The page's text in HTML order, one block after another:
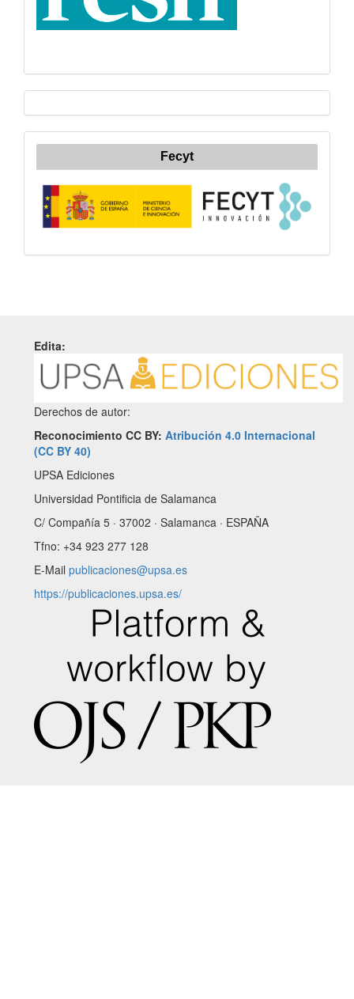
Fecyt
Edita:
Derechos de autor:
Reconocimiento CC BY: Atribución 4.0 Internacional
(CC BY 40)
UPSA Ediciones
Universidad Pontificia de Salamanca
C/ Compañía 5 · 37002 · Salamanca · ESPAÑA
Tfno: +34 923 277 128
E-Mail publicaciones@upsa.es
https://publicaciones.upsa.es/